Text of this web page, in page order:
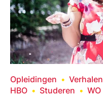
Opleidingen Verhalen
HBO
Studeren WO